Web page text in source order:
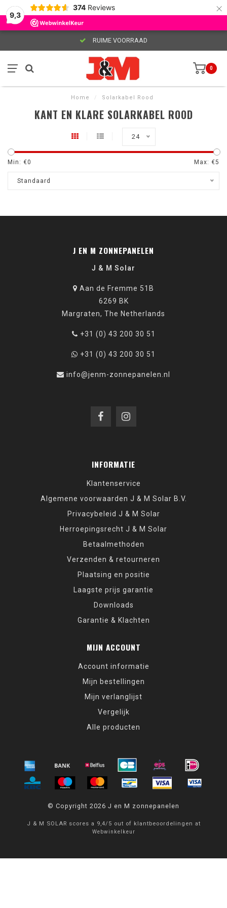
9,3
374 Reviews ×
RUIME VOORRAAD
0
Home / Solarkabel Rood
KANT EN KLARE SOLARKABEL ROOD
24
Min: €0 Max: €5
Standaard
J EN M ZONNEPANELEN
J & M Solar
Aan de Fremme 51B
6269 BK
Margraten, The Netherlands
+31 (0) 43 200 30 51
+31 (0) 43 200 30 51
info@jenm-zonnepanelen.nl
INFORMATIE
Klantenservice
Algemene voorwaarden J & M Solar B.V.
Privacybeleid J & M Solar
Herroepingsrecht J & M Solar
Betaalmethoden
Verzenden & retourneren
Plaatsing en positie
Laagste prijs garantie
Downloads
Garantie & Klachten
MIJN ACCOUNT
Account informatie
Mijn bestellingen
Mijn verlanglijst
Vergelijk
Alle producten
© Copyright 2026 J en M zonnepanelen
J & M SOLAR scores a 9,4/ 5 out of klantbeoordelingen at
Webwinkelkeur